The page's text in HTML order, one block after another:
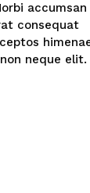
accumsan
consequat
neque elit.